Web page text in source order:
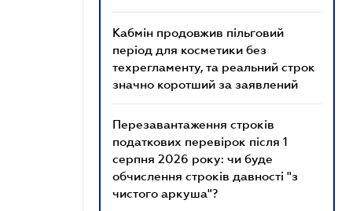
Кабмін продовжив пільговий
період для косметики без
техрегламенту, та реальний строк
значно коротший за заявлений
Перезавантаження строків
податкових перевірок після 1
серпня 2026 року: чи буде
обчислення строків давності "з
чистого аркуша"?